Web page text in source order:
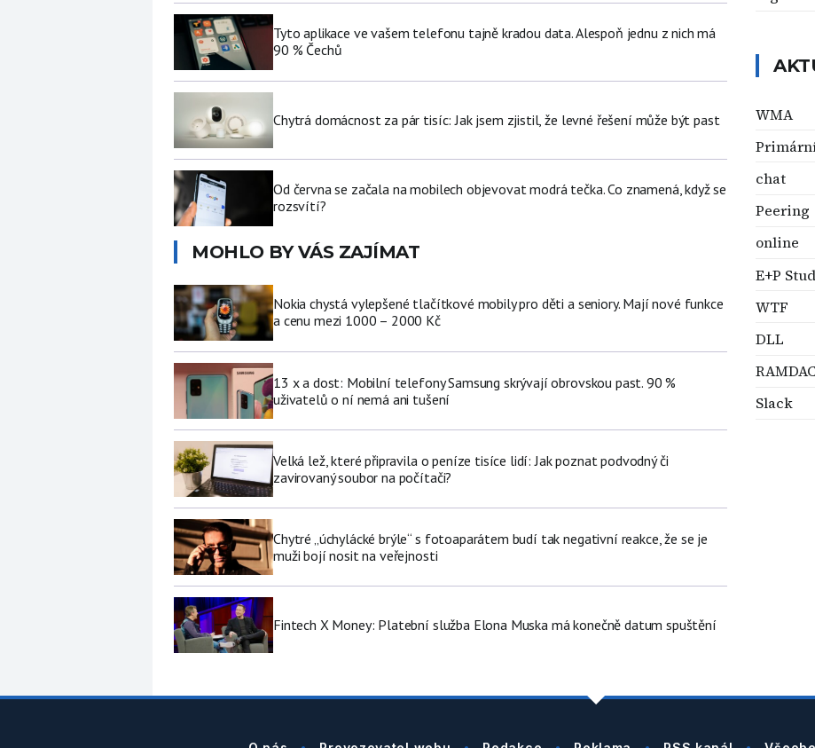
Tyto aplikace ve vašem telefonu tajně kradou data. Alespoň jednu z nich má
90 % Čechů
Chytrá domácnost za pár tisíc: Jak jsem zjistil, že levné řešení může být past
Od června se začala na mobilech objevovat modrá tečka. Co znamená, když se
rozsvítí?
MOHLO BY VÁS ZAJÍMAT
Nokia chystá vylepšené tlačítkové mobily pro děti a seniory. Mají nové funkce
a cenu mezi 1000 – 2000 Kč
13 x a dost: Mobilní telefony Samsung skrývají obrovskou past. 90 %
uživatelů o ní nemá ani tušení
Velká lež, které připravila o peníze tisíce lidí: Jak poznat podvodný či
zavirovaný soubor na počítači?
Chytré „úchylácké brýle“ s fotoaparátem budí tak negativní reakce, že se je
muži bojí nosit na veřejnosti
Fintech X Money: Platební služba Elona Muska má konečně datum spuštění
WMA
chat
Peering
online
E+P
WTF
DLL
RAMDAC
Slack